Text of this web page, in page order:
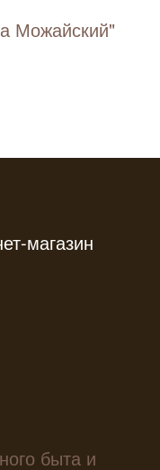
Можайский"
магазин
быта и